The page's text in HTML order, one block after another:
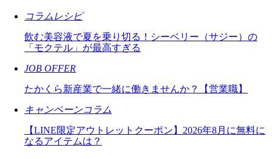
コラムレシピ
飲む美容液で夏を乗り切る！シーベリー（サジー）の
「モクテル」が最高すぎる
JOB OFFER
たかくら新産業で一緒に働きませんか？【営業職】
キャンペーンコラム
【LINE限定アウトレットクーポン】2026年8月に無料に
なるアイテムは？